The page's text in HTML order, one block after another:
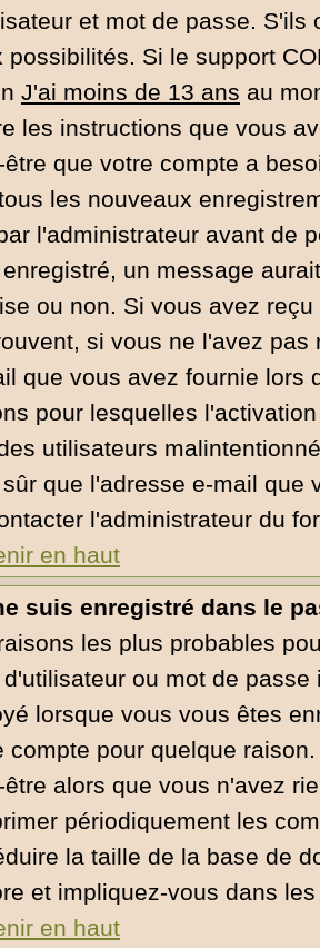
et mot de passe. S'ils
possibilités. Si le support
J'ai moins de 13 ans au
les instructions que vous
être que votre compte a
les nouveaux
l'administrateur avant de
un message
ou non. Si vous avez
si vous ne l'avez
que vous avez fournie lors
pour lesquelles
utilisateurs
que l'adresse e-mail que
l'administrateur du
en haut
suis enregistré dans le
les plus probables
d'utilisateur ou mot de
lorsque vous vous êtes
compte pour quelque
être alors que vous n'avez
périodiquement les
la taille de la base de
et impliquez-vous dans
en haut